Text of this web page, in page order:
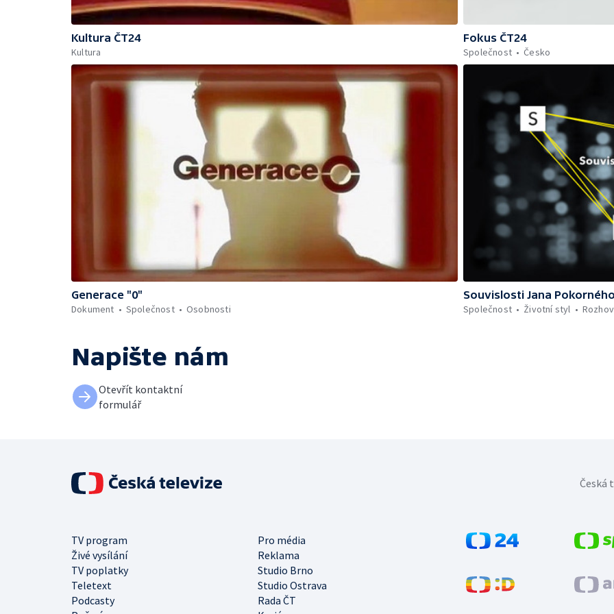
Kultura ČT24
Kultura
Fokus ČT24
Společnost
Česko
Generace "0"
Dokument
Společnost Osobnosti
Souvislosti Jana
Společnost
Životní styl
Napište nám
Otevřít kontaktní
formulář
TV program
Pro média
Živé vysílání
Reklama
TV poplatky
Studio Brno
Teletext
Studio Ostrava
Podcasty
Rada ČT
Česká